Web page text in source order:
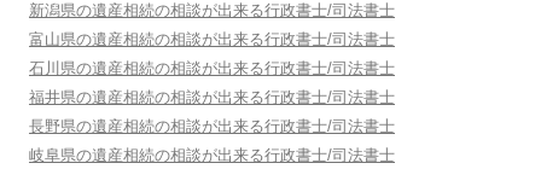
新潟県の遺産相続の相談が出来る行政書士/司法書士
富山県の遺産相続の相談が出来る行政書士/司法書士
石川県の遺産相続の相談が出来る行政書士/司法書士
福井県の遺産相続の相談が出来る行政書士/司法書士
長野県の遺産相続の相談が出来る行政書士/司法書士
岐阜県の遺産相続の相談が出来る行政書士/司法書士